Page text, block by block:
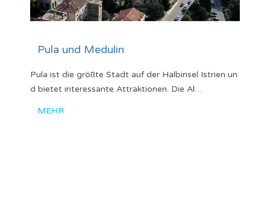
Pula und Medulin
Pula ist die größte Stadt auf der Halbinsel Istrien un
d bietet interessante Attraktionen. Die Al…
MEHR